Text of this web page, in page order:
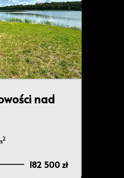
nad
2
182 500 zł